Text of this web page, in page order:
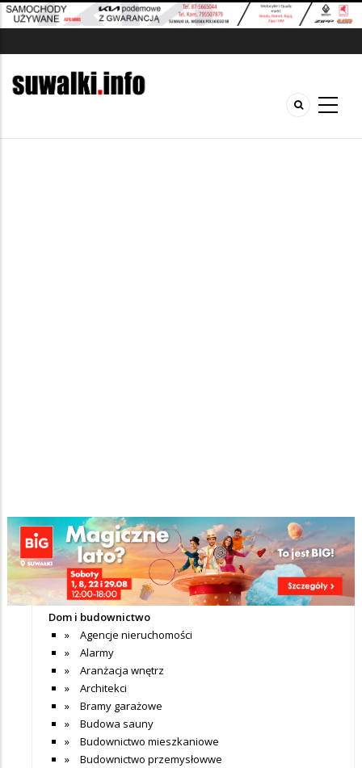
Nie dodano jeszcze wpisów do tej kategorii
+ Dodaj wpis
Katalog firm
Dom i budownictwo
Agencje nieruchomości
Alarmy
Aranżacja wnętrz
Architekci
Bramy garażowe
Budowa sauny
Budownictwo mieszkaniowe
Budownictwo przemysłowwe